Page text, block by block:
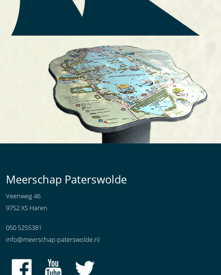
Meerschap Paterswolde
Veenweg 46
9752 XS Haren
050 5255381
info@meerschap-paterswolde.nl